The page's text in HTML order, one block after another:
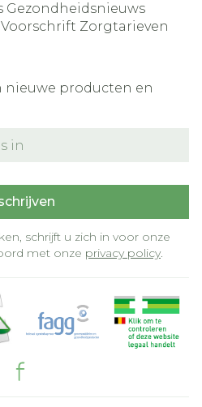
Gezondheidsnieuws
Voorschrift Zorgtarieven
nieuwe producten en
schrijft u zich in voor onze
met onze privacy policy.